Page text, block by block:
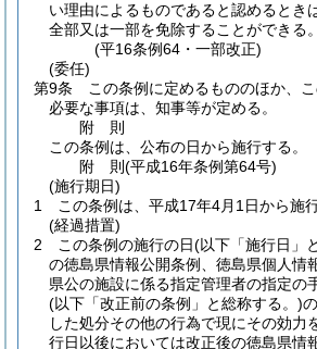
い理由によるものであると認めるとき
全部又は一部を免除することができる。
(平16条例64・一部改正)
(委任)
第9条
この条例に定めるもののほか、
必要な事項は、知事等が定める。
附 則
この条例は、公布の日から施行する。
附 則(平成16年条例第64号)
(施行期日)
1
この条例は、平成17年4月1日から施行
(経過措置)
2
この条例の施行の日(以下「施行日」
の徳島県情報公開条例、徳島県個人情
県公の施設に係る指定管理者の指定の
(以下「改正前の条例」と総称する。)
した処分その他の行為で現にその効力
行日以後においては改正後の徳島県情